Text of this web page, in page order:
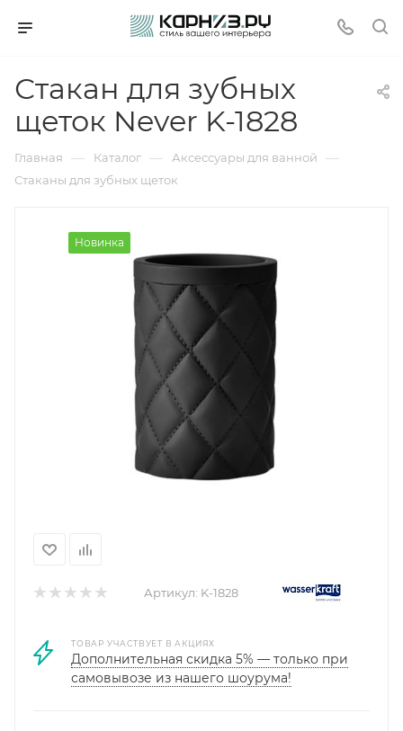
Стакан для зубных
щеток Never K-1828
Главная — Каталог — Аксессуары для ванной —
Стаканы для зубных щеток
Новинка
Артикул: K-1828
ТОВАР УЧАСТВУЕТ В АКЦИЯХ
Дополнительная скидка 5% — только при
самовывозе из нашего шоурума!